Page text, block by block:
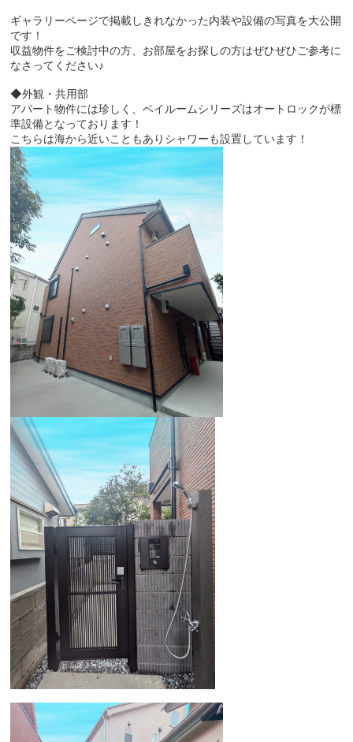
ギャラリーページで掲載しきれなかった内装や設備の写真を大公開
です！
収益物件をご検討中の方、お部屋をお探しの方はぜひぜひご参考に
なさってください♪
◆外観・共用部
アパート物件には珍しく、ベイルームシリーズはオートロックが標
準設備となっております！
こちらは海から近いこともありシャワーも設置しています！